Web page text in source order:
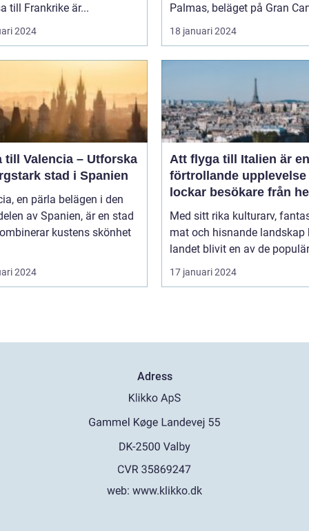
till Frankrike är...
2024
Palmas, beläget på Gran
18 januari 2024
till Valencia – Utforska
stad i Spanien
en pärla belägen i den
av Spanien, är en stad
kustens skönhet
2024
Att flyga till Italien är en
förtrollande upplevelse
lockar besökare från
världen
Med sitt rika kulturarv,
mat och hisnande landskap
landet blivit en av de
17 januari 2024
Adress
web: www.klikko.dk